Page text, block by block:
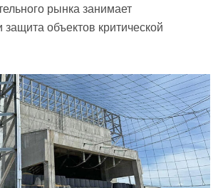
рынка занимает
защита объектов критической